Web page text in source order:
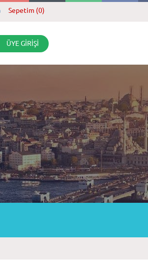
Sepetim (0)
ÜYE GİRİŞİ